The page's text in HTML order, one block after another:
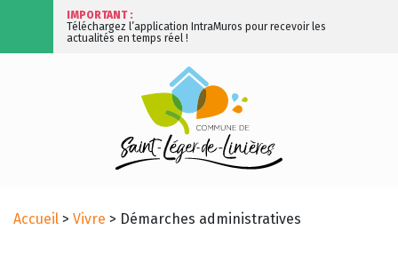
IMPORTANT :
Téléchargez l’application IntraMuros pour recevoir les
actualités en temps réel !
Accueil > Vivre > Démarches administratives